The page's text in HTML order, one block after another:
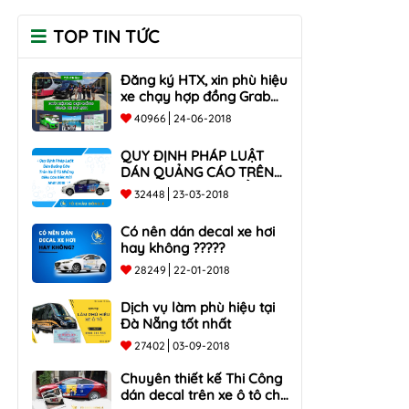
TOP TIN TỨC
Đăng ký HTX, xin phù hiệu
xe chạy hợp đồng Grab
taxi, Xe Du Lịch Tại Hồ Chí
Minh Giá Rẻ
40966 24-06-2018
QUY ĐỊNH PHÁP LUẬT
DÁN QUẢNG CÁO TRÊN
XE Ô TÔ NHỮNG ĐIỀU
CẦN BIẾT mới nhất 2018
???
32448 23-03-2018
Có nên dán decal xe hơi
hay không ?????
28249 22-01-2018
Dịch vụ làm phù hiệu tại
Đà Nẵng tốt nhất
27402 03-09-2018
Chuyên thiết kế Thi Công
dán decal trên xe ô tô cho